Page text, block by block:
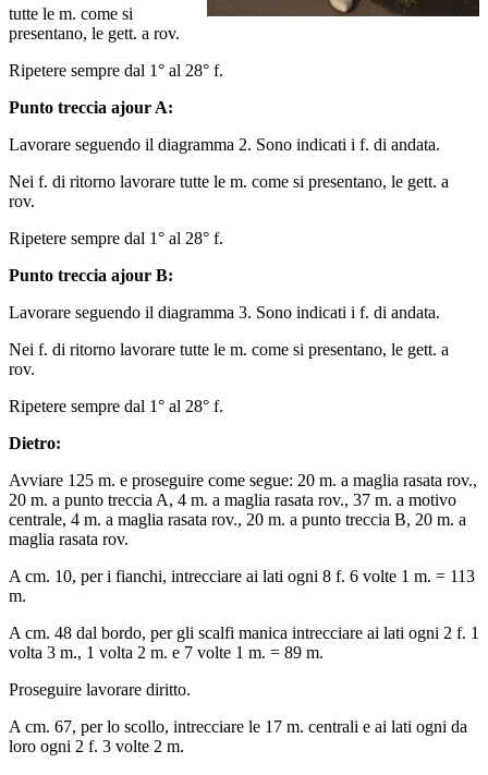
tutte le m. come si
presentano, le gett. a rov.
Ripetere sempre dal 1° al 28° f.
Punto treccia ajour A:
Lavorare seguendo il diagramma 2. Sono indicati i f. di andata.
Nei f. di ritorno lavorare tutte le m. come si presentano, le gett. a
rov.
Ripetere sempre dal 1° al 28° f.
Punto treccia ajour B:
Lavorare seguendo il diagramma 3. Sono indicati i f. di andata.
Nei f. di ritorno lavorare tutte le m. come si presentano, le gett. a
rov.
Ripetere sempre dal 1° al 28° f.
Dietro:
Avviare 125 m. e proseguire come segue: 20 m. a maglia rasata rov.,
20 m. a punto treccia A, 4 m. a maglia rasata rov., 37 m. a motivo
centrale, 4 m. a maglia rasata rov., 20 m. a punto treccia B, 20 m. a
maglia rasata rov.
A cm. 10, per i fianchi, intrecciare ai lati ogni 8 f. 6 volte 1 m. = 113
m.
A cm. 48 dal bordo, per gli scalfi manica intrecciare ai lati ogni 2 f. 1
volta 3 m., 1 volta 2 m. e 7 volte 1 m. = 89 m.
Proseguire lavorare diritto.
A cm. 67, per lo scollo, intrecciare le 17 m. centrali e ai lati ogni da
loro ogni 2 f. 3 volte 2 m.